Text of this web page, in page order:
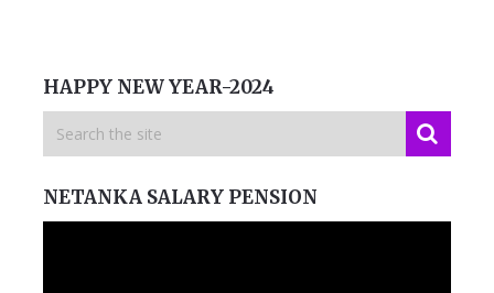
HAPPY NEW YEAR-2024
NETANKA SALARY PENSION